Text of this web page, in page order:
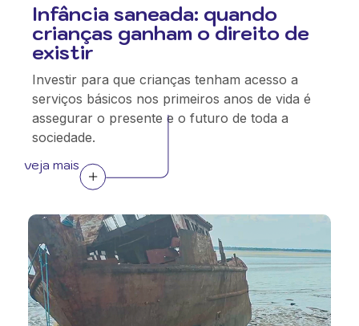
Infância saneada: quando
crianças ganham o direito de
existir
Investir para que crianças tenham acesso a
serviços básicos nos primeiros anos de vida é
assegurar o presente e o futuro de toda a
sociedade.
veja mais